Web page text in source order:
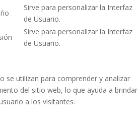
Sirve para personalizar la Interfaz
de Usuario.
Sirve para personalizar la Interfaz
de Usuario.
se utilizan para comprender y analizar
del sitio web, lo que ayuda a brindar
a los visitantes.